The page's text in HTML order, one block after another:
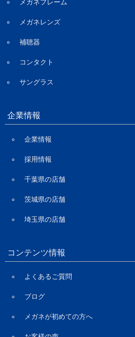
メガネフレーム
メガネレンズ
補聴器
コンタクト
サングラス
企業情報
企業情報
採用情報
千葉県の店舗
茨城県の店舗
埼玉県の店舗
コンテンツ情報
よくあるご質問
ブログ
メガネが初めての方へ